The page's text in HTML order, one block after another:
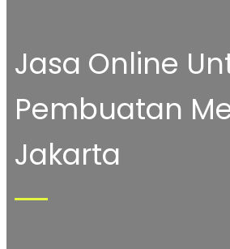
Jasa Online
Pembuatan
Jakarta